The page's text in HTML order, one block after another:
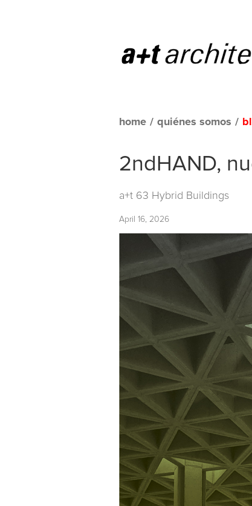
home / quiénes somos /
2ndHAND,
a+t 63 Hybrid Buildings
April 16, 2026